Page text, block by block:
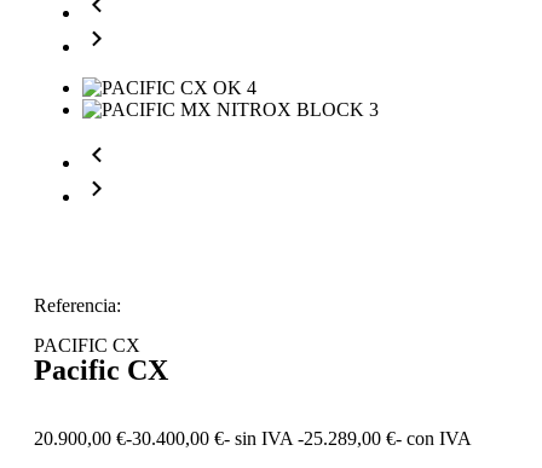
Referencia:
PACIFIC CX
Pacific CX
20.900,00 €-30.400,00 €- sin IVA -25.289,00 €- con IVA